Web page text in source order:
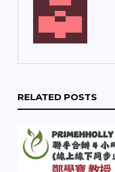
RELATED POSTS